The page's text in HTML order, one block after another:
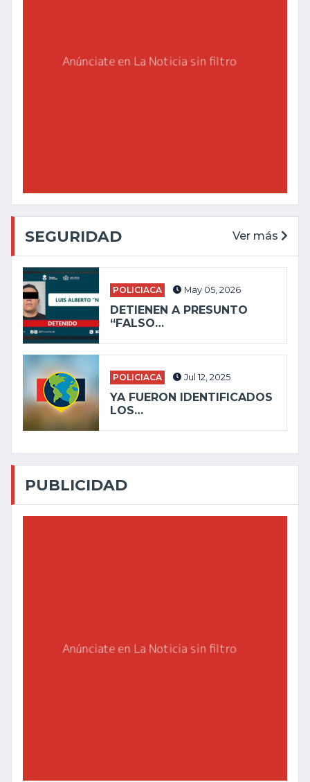
SEGURIDAD Ver más
POLICIACA May 05, 2026
DETIENEN A PRESUNTO
“FALSO…
POLICIACA Jul 12, 2025
YA FUERON IDENTIFICADOS
LOS…
PUBLICIDAD